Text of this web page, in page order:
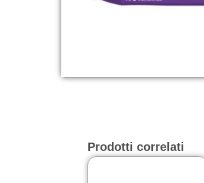
Prodotti correlati